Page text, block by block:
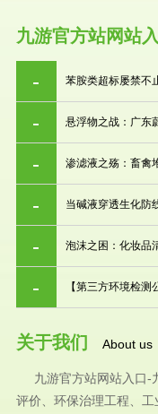
九游官方站网站
苯胺类超标屡禁不
悬浮物之战：广东
渗滤液之殇：畜禽
当碱液穿透生化防
泡沫之困：化妆品
【第三方环境检
关于我们 About us
九游官方站网站入口-
评价、环保治理工程、